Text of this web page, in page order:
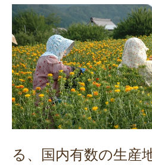
る、国内有数の生産